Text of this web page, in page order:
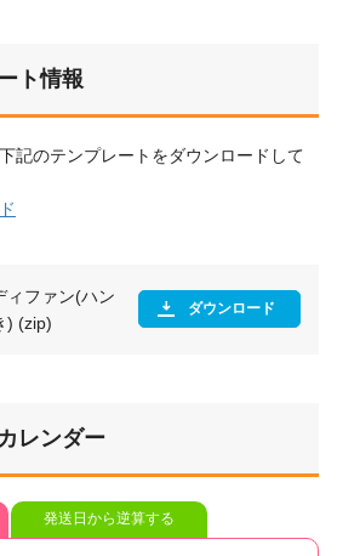
ト情報
記のテンプレートをダウンロードして
ィファン(ハン
) (zip)
ダウンロード
レンダー
発送日から逆算する